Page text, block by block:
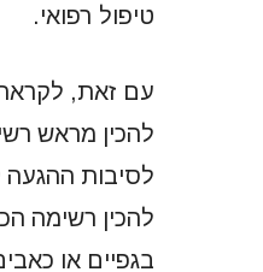
טיפול רפואי.
עם זאת,
להכין מראש
לסיבות
להכין רשימה
בגפיים או